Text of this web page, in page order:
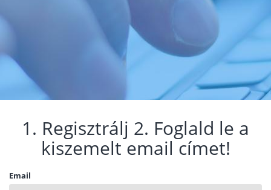
1. Regisztrálj 2. Foglald le a
kiszemelt email címet!
Email